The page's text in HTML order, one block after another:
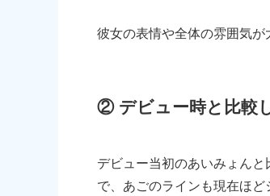
彼女の表情や全体の雰囲気が
② デビュー時と比較
デビュー当初のあいみょん
で、あごのラインも現在ほど